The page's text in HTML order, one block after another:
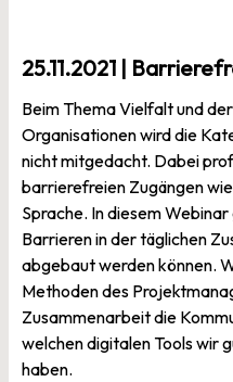
25.11.2021 |
Beim Thema Vielfalt und
Organisationen wird die
nicht mitgedacht. Dabei
barrierefreien Zugängen
Sprache. In diesem
Barrieren in der täglichen
abgebaut werden können.
Methoden des
Zusammenarbeit die
welchen digitalen Tools wir
haben.